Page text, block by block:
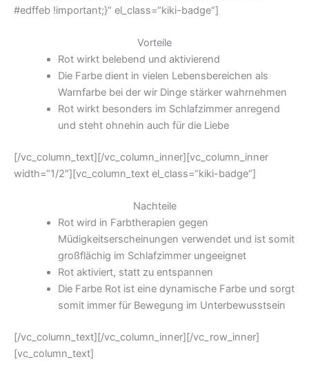
#edffeb !important;}“ el_class=“kiki-badge“]
Vorteile
Rot wirkt belebend und aktivierend
Die Farbe dient in vielen Lebensbereichen als
Warnfarbe bei der wir Dinge stärker wahrnehmen
Rot wirkt besonders im Schlafzimmer anregend
und steht ohnehin auch für die Liebe
[/vc_column_text][/vc_column_inner][vc_column_inner
width=“1/2″][vc_column_text el_class=“kiki-badge“]
Nachteile
Rot wird in Farbtherapien gegen
Müdigkeitserscheinungen verwendet und ist somit
großflächig im Schlafzimmer ungeeignet
Rot aktiviert, statt zu entspannen
Die Farbe Rot ist eine dynamische Farbe und sorgt
somit immer für Bewegung im Unterbewusstsein
[/vc_column_text][/vc_column_inner][/vc_row_inner]
[vc_column_text]